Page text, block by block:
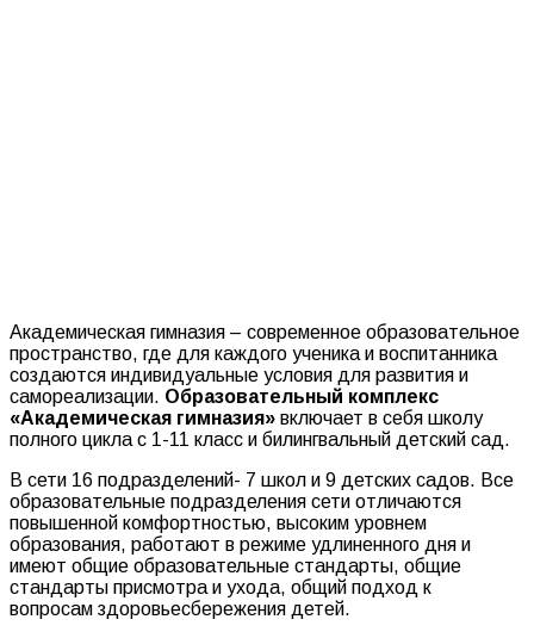
Академическая гимназия – современное образовательное
пространство, где для каждого ученика и воспитанника
создаются индивидуальные условия для развития и
самореализации. Образовательный комплекс
«Академическая гимназия» включает в себя школу
полного цикла с 1-11 класс и билингвальный детский сад.
В сети 16 подразделений- 7 школ и 9 детских садов. Все
образовательные подразделения сети отличаются
повышенной комфортностью, высоким уровнем
образования, работают в режиме удлиненного дня и
имеют общие образовательные стандарты, общие
стандарты присмотра и ухода, общий подход к
вопросам здоровьесбережения детей.